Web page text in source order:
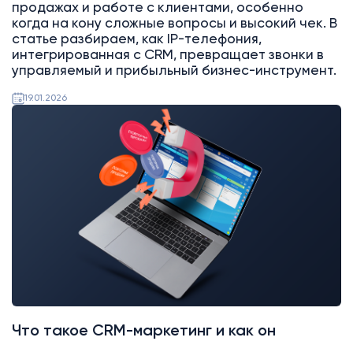
продажах и работе с клиентами, особенно
когда на кону сложные вопросы и высокий чек. В
статье разбираем, как IP-телефония,
интегрированная с CRM, превращает звонки в
управляемый и прибыльный бизнес-инструмент.
19.01.2026
Что такое CRM-маркетинг и как он